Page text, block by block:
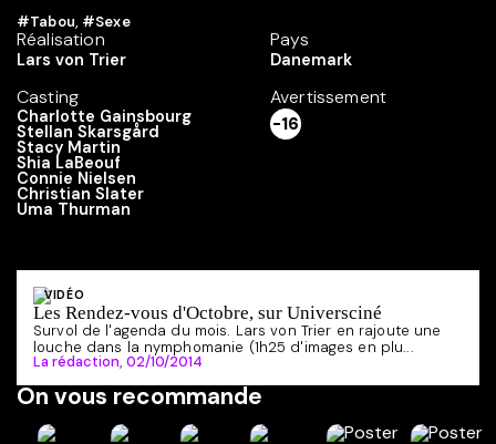
#Tabou, #Sexe
Réalisation
Lars von Trier
Casting
Charlotte Gainsbourg
Stellan Skarsgård
Stacy Martin
Shia LaBeouf
Connie Nielsen
Christian Slater
Uma Thurman
Pays
Danemark
Avertissement
-16
VIDÉO
Les Rendez-vous d'Octobre, sur Universciné
Survol de l'agenda du mois. Lars von Trier en rajoute une
louche dans la nymphomanie (1h25 d'images en plu...
La rédaction, 02/10/2014
On vous recommande